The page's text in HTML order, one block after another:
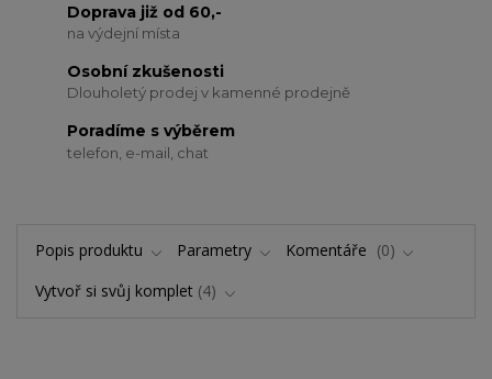
Doprava již od 60,-
na výdejní místa
Osobní zkušenosti
Dlouholetý prodej v kamenné prodejně
Poradíme s výběrem
telefon, e-mail, chat
Popis produktu Parametry Komentáře
0
Vytvoř si svůj komplet 4